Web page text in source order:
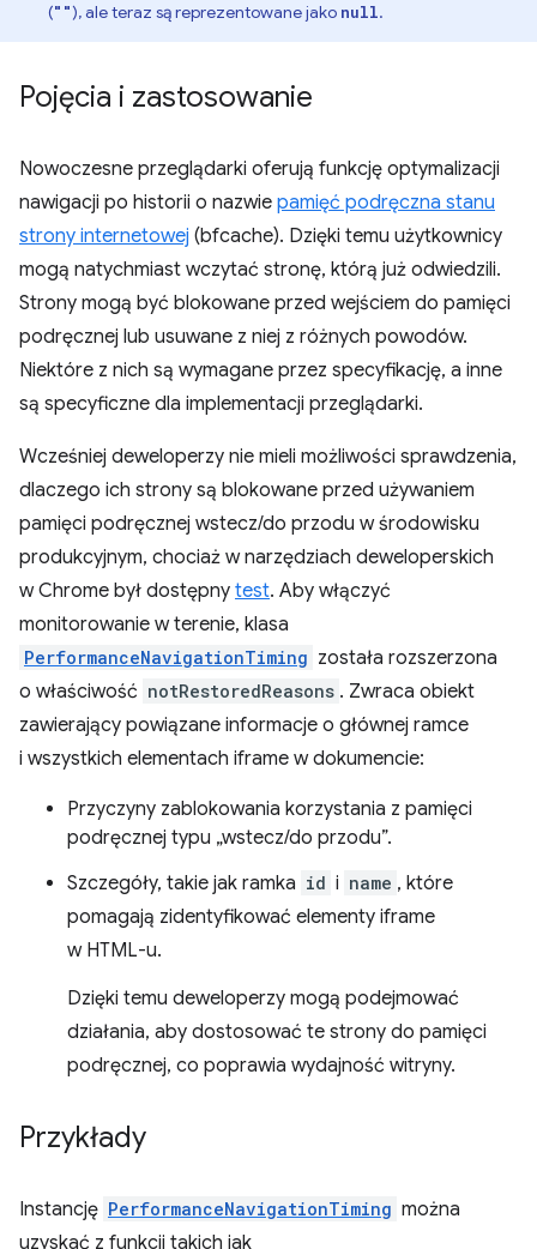
(""), ale teraz są reprezentowane jako null.
Pojęcia i zastosowanie
Nowoczesne przeglądarki oferują funkcję optymalizacji
nawigacji po historii o nazwie pamięć podręczna stanu
strony internetowej (bfcache). Dzięki temu użytkownicy
mogą natychmiast wczytać stronę, którą już odwiedzili.
Strony mogą być blokowane przed wejściem do pamięci
podręcznej lub usuwane z niej z różnych powodów.
Niektóre z nich są wymagane przez specyfikację, a inne
są specyficzne dla implementacji przeglądarki.
Wcześniej deweloperzy nie mieli możliwości sprawdzenia,
dlaczego ich strony są blokowane przed używaniem
pamięci podręcznej wstecz/do przodu w środowisku
produkcyjnym, chociaż w narzędziach deweloperskich
w Chrome był dostępny test. Aby włączyć
monitorowanie w terenie, klasa
PerformanceNavigationTiming została rozszerzona
o właściwość notRestoredReasons . Zwraca obiekt
zawierający powiązane informacje o głównej ramce
i wszystkich elementach iframe w dokumencie:
Przyczyny zablokowania korzystania z pamięci
podręcznej typu „wstecz/do przodu”.
Szczegóły, takie jak ramka id i name , które
pomagają zidentyfikować elementy iframe
w HTML-u.
Dzięki temu deweloperzy mogą podejmować
działania, aby dostosować te strony do pamięci
podręcznej, co poprawia wydajność witryny.
Przykłady
Instancję PerformanceNavigationTiming można
uzyskać z funkcji takich jak